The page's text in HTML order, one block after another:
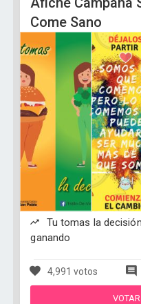
Come Sano
Tu tomas la
ganando
4,991 votos
VOTAR